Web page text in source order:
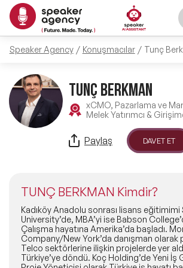
KONUŞMACILAR
Yerel Konuşmacılar
Global Konuşmacılar
Exclusive Konuşmacılar
Tüm Konuşmacılar
KONULAR
Öne Çıkan Konular
Ünlü Konuşmacılar
İlham Veren Konuşmacılar
İlham Veren Kadın Konuşmacılar
ÇÖZÜMLER
Master Class Workshop
Akış Sunumu & Moderasyon
HAKKIMIZDA
Biz Kimiz?
BLOG
Speaker Agency Konuşmacılar Tunç
TUNÇ BERKMAN
xCMO, Pazarlama ve
Melek Yatırımcı &
Paylaş DAVET ET
TUNÇ BERKMAN Kimdir?
Kadıköy Anadolu sonrası lisans eğitimimi
University’de, MBA’yi ise Babson
Çalışma hayatına Amerika’da başladı.
Company/New York’da danışman olarak
Telco sektörlerine ilişkin projelerde yer
Türkiye’ye döndü. Koç Holding’de Yeni